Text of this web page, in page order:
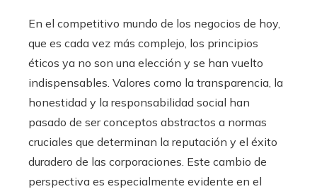
En el competitivo mundo de los negocios de hoy,
que es cada vez más complejo, los principios
éticos ya no son una elección y se han vuelto
indispensables. Valores como la transparencia, la
honestidad y la responsabilidad social han
pasado de ser conceptos abstractos a normas
cruciales que determinan la reputación y el éxito
duradero de las corporaciones. Este cambio de
perspectiva es especialmente evidente en el